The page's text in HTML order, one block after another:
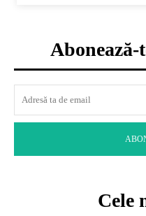
Abonează-
Cele